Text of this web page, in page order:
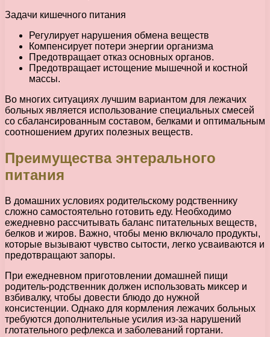
Задачи кишечного питания
Регулирует нарушения обмена веществ
Компенсирует потери энергии организма
Предотвращает отказ основных органов.
Предотвращает истощение мышечной и костной
массы.
Во многих ситуациях лучшим вариантом для лежачих
больных является использование специальных смесей
со сбалансированным составом, белками и оптимальным
соотношением других полезных веществ.
Преимущества энтерального
питания
В домашних условиях родительскому родственнику
сложно самостоятельно готовить еду. Необходимо
ежедневно рассчитывать баланс питательных веществ,
белков и жиров. Важно, чтобы меню включало продукты,
которые вызывают чувство сытости, легко усваиваются и
предотвращают запоры.
При ежедневном приготовлении домашней пищи
родитель-родственник должен использовать миксер и
взбивалку, чтобы довести блюдо до нужной
консистенции. Однако для кормления лежачих больных
требуются дополнительные усилия из-за нарушений
глотательного рефлекса и заболеваний гортани.